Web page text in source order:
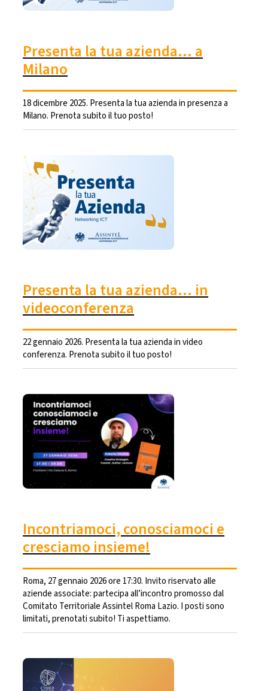
Presenta la tua azienda… a
Milano
18 dicembre 2025. Presenta la tua azienda in presenza a
Milano. Prenota subito il tuo posto!
Presenta la tua azienda… in
videoconferenza
22 gennaio 2026. Presenta la tua azienda in video
conferenza. Prenota subito il tuo posto!
Incontriamoci, conosciamoci e
cresciamo insieme!
Roma, 27 gennaio 2026 ore 17:30. Invito riservato alle
aziende associate: partecipa all’incontro promosso dal
Comitato Territoriale Assintel Roma Lazio. I posti sono
limitati, prenotati subito! Ti aspettiamo.